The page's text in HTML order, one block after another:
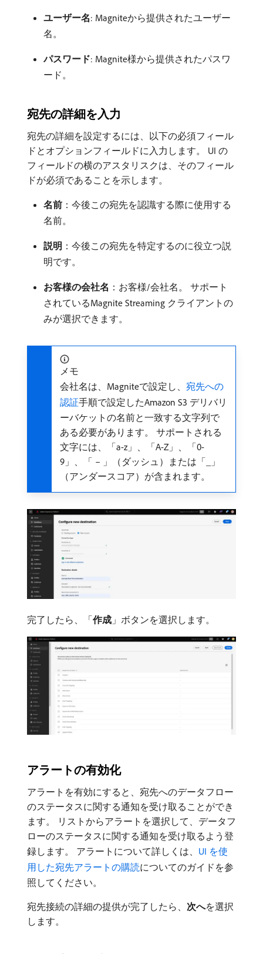
ユーザー名: Magniteから提供されたユーザー
名。
パスワード: Magnite様から提供されたパスワ
ード。
宛先の詳細を入力
宛先の詳細を設定するには、以下の必須フィール
ドとオプションフィールドに入力します。 UI の
フィールドの横のアスタリスクは、そのフィール
ドが必須であることを示します。
名前 ：今後この宛先を認識する際に使用する
名前。
説明 ：今後この宛先を特定するのに役立つ説
明です。
お客様の会社名 ：お客様/会社名。 サポート
されているMagnite Streaming クライアントの
みが選択できます。
メモ
会社名は、Magniteで設定し、 宛先への
認証手順で設定したAmazon S3 デリバリ
ーバケットの名前と一致する文字列で
ある必要があります。 サポートされる
文字には、「a-z」、「A-Z」、「0-
9」、「 – 」（ダッシュ）または「_」
（アンダースコア）が含まれます。
完了したら、「作成 」ボタンを選択します。
アラートの有効化
アラートを有効にすると、宛先へのデータフロー
のステータスに関する通知を受け取ることができ
ます。 リストからアラートを選択して、データフ
ローのステータスに関する通知を受け取るよう登
録します。 アラートについて詳しくは、 UI を使
用した宛先アラートの購読についてのガイドを参
照してください。
宛先接続の詳細の提供が完了したら、 次へ​を選択
します。